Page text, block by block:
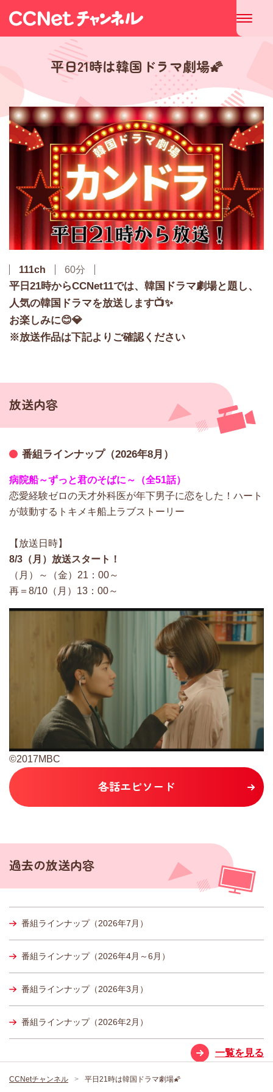
平日21時は韓国ドラマ劇場🌠
111ch 60分
平日21時からCCNet11では、韓国ドラマ劇場と題し、
人気の韓国ドラマを放送します📺✨
お楽しみに😊💎
※放送作品は下記よりご確認ください
放送内容
番組ラインナップ（2026年8月）
病院船～ずっと君のそばに～（全51話）
恋愛経験ゼロの天才外科医が年下男子に恋をした！ハート
が鼓動するトキメキ船上ラブストーリー
【放送日時】
8/3（月）放送スタート！
（月）～（金）21：00～
再＝8/10（月）13：00～
©2017MBC
各話エピソード
過去の放送内容
番組ラインナップ（2026年7月）
番組ラインナップ（2026年4月～6月）
番組ラインナップ（2026年3月）
番組ラインナップ（2026年2月）
一覧を見る
CCNetチャンネル 平日21時は韓国ドラマ劇場🌠